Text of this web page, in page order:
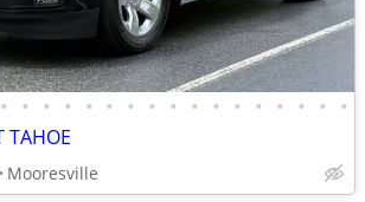
• • • • • • • • • • • • • • • • •
TAHOE
Mooresville